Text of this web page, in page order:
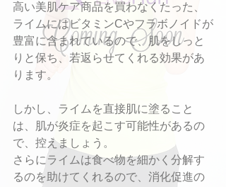
高い美肌ケア商品を買わなくたった、
ライムにはビタミンCやフラボノイドが
豊富に含まれているので、肌をしっと
りと保ち、若返らせてくれる効果があ
ります。
しかし、ライムを直接肌に塗ること
は、肌が炎症を起こす可能性があるの
で、控えましょう。
さらにライムは食べ物を細かく分解す
るのを助けてくれるので、消化促進の